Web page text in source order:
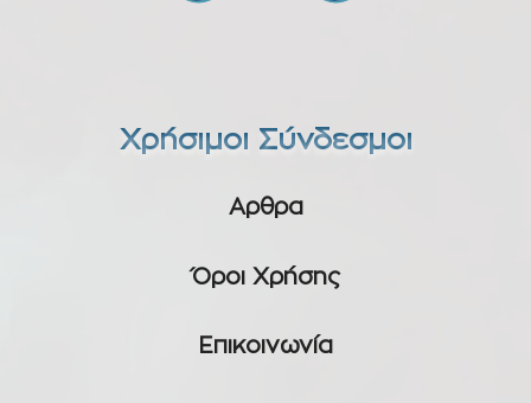
Χρήσιμοι Σύνδεσμοι
Αρθρα
Όροι Χρήσης
Επικοινωνία